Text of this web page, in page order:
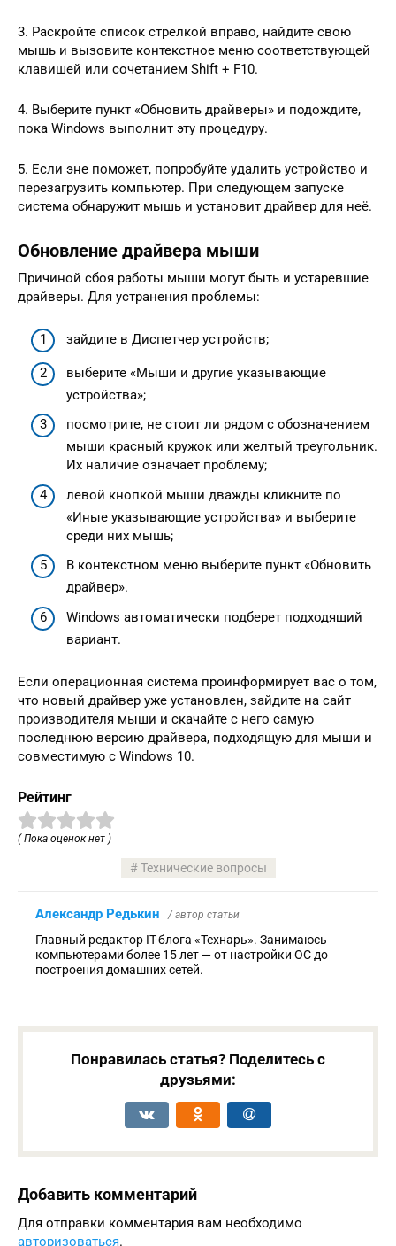
3. Раскройте список стрелкой вправо, найдите свою
мышь и вызовите контекстное меню соответствующей
клавишей или сочетанием Shift + F10.
4. Выберите пункт «Обновить драйверы» и подождите,
пока Windows выполнит эту процедуру.
5. Если эне поможет, попробуйте удалить устройство и
перезагрузить компьютер. При следующем запуске
система обнаружит мышь и установит драйвер для неё.
Обновление драйвера мыши
Причиной сбоя работы мыши могут быть и устаревшие
драйверы. Для устранения проблемы:
зайдите в Диспетчер устройств;
выберите «Мыши и другие указывающие
устройства»;
посмотрите, не стоит ли рядом с обозначением
мыши красный кружок или желтый треугольник.
Их наличие означает проблему;
левой кнопкой мыши дважды кликните по
«Иные указывающие устройства» и выберите
среди них мышь;
В контекстном меню выберите пункт «Обновить
драйвер».
Windows автоматически подберет подходящий
вариант.
Если операционная система проинформирует вас о том,
что новый драйвер уже установлен, зайдите на сайт
производителя мыши и скачайте с него самую
последнюю версию драйвера, подходящую для мыши и
совместимую с Windows 10.
Рейтинг
( Пока оценок нет )
Технические вопросы
Александр Редькин / автор статьи
Главный редактор IT-блога «Технарь». Занимаюсь
компьютерами более 15 лет — от настройки ОС до
построения домашних сетей.
Понравилась статья? Поделитесь с
друзьями:
Добавить комментарий
Для отправки комментария вам необходимо
авторизоваться.